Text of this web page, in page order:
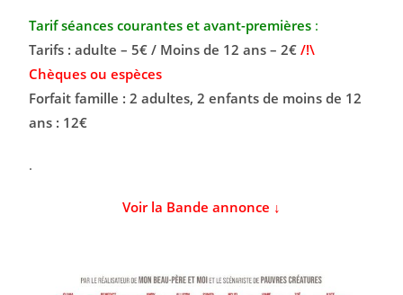
Tarif séances courantes et avant-premières :
Tarifs : adulte – 5€ / Moins de 12 ans – 2€/!\
Chèques ou espèces
Forfait famille : 2 adultes, 2 enfants de moins de 12
ans : 12€
.
Voir la Bande annonce ↓